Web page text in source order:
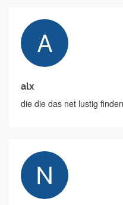
alx
die die das net lustig